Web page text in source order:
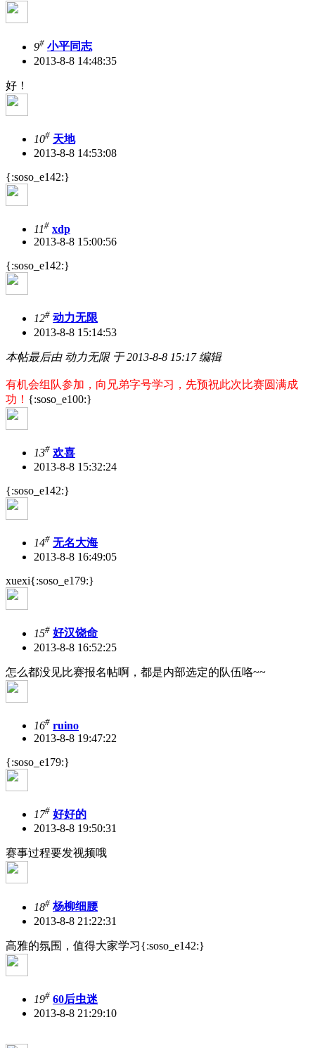
9# 小平同志
2013-8-8 14:48:35
好！
10# 天地
2013-8-8 14:53:08
{:soso_e142:}
11# xdp
2013-8-8 15:00:56
{:soso_e142:}
12# 动力无限
2013-8-8 15:14:53
本帖最后由 动力无限 于 2013-8-8 15:17 编辑
有机会组队参加，向兄弟字号学习，先预祝此次比赛圆满成
功！ {:soso_e100:}
13# 欢喜
2013-8-8 15:32:24
{:soso_e142:}
14# 无名大海
2013-8-8 16:49:05
xuexi{:soso_e179:}
15# 好汉饶命
2013-8-8 16:52:25
怎么都没见比赛报名帖啊，都是内部选定的队伍咯~~
16# ruino
2013-8-8 19:47:22
{:soso_e179:}
17# 好好的
2013-8-8 19:50:31
赛事过程要发视频哦
18# 杨柳细腰
2013-8-8 21:22:31
高雅的氛围，值得大家学习{:soso_e142:}
19# 60后虫迷
2013-8-8 21:29:10